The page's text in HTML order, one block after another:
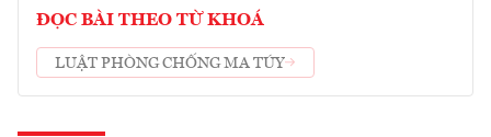
ĐỌC BÀI THEO TỪ KHOÁ
LUẬT PHÒNG CHỐNG MA TÚY